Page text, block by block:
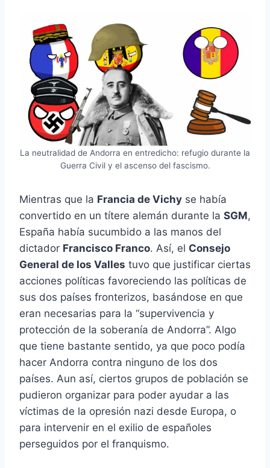
La neutralidad de Andorra en entredicho: refugio durante la
Guerra Civil y el ascenso del fascismo.
Mientras que la Francia de Vichy se había
convertido en un títere alemán durante la SGM,
España había sucumbido a las manos del
dictador Francisco Franco. Así, el Consejo
General de los Valles tuvo que justificar ciertas
acciones políticas favoreciendo las políticas de
sus dos países fronterizos, basándose en que
eran necesarias para la “supervivencia y
protección de la soberanía de Andorra”. Algo
que tiene bastante sentido, ya que poco podía
hacer Andorra contra ninguno de los dos
países. Aun así, ciertos grupos de población se
pudieron organizar para poder ayudar a las
víctimas de la opresión nazi desde Europa, o
para intervenir en el exilio de españoles
perseguidos por el franquismo.